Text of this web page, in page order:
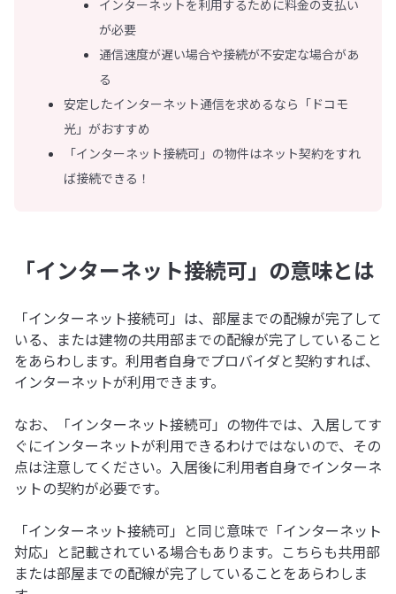
インターネットを利用するために料金の支払い
が必要
通信速度が遅い場合や接続が不安定な場合があ
る
安定したインターネット通信を求めるなら「ドコモ
光」がおすすめ
「インターネット接続可」の物件はネット契約をすれ
ば接続できる！
「インターネット接続可」の意味とは
「インターネット接続可」は、部屋までの配線が完了して
いる、または建物の共用部までの配線が完了していること
をあらわします。利用者自身でプロバイダと契約すれば、
インターネットが利用できます。
なお、「インターネット接続可」の物件では、入居してす
ぐにインターネットが利用できるわけではないので、その
点は注意してください。入居後に利用者自身でインターネ
ットの契約が必要です。
「インターネット接続可」と同じ意味で「インターネット
対応」と記載されている場合もあります。こちらも共用部
または部屋までの配線が完了していることをあらわしま